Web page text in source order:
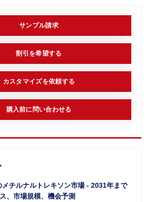
サンプル請求
割引を希望する
カスタマイズを依頼する
購入前に問い合わせる
チルナルトレキソン市場 - 2031年まで
、市場規模、機会予測